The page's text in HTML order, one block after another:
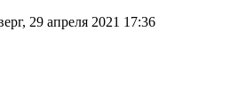
29 апреля 2021 17:36